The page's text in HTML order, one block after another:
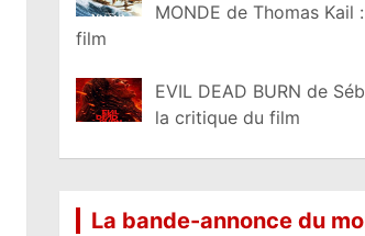
MONDE de Thomas Kail
film
EVIL DEAD BURN de
la critique du film
La bande-annonce du